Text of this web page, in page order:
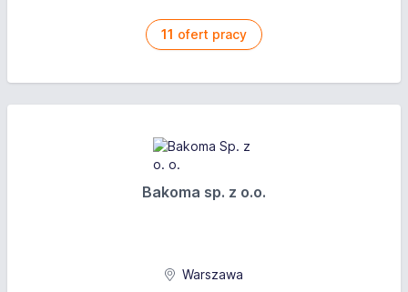
11 ofert pracy
Bakoma sp. z o.o.
Warszawa